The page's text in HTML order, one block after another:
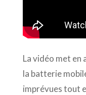
La vidéo met en
la batterie
imprévues tout